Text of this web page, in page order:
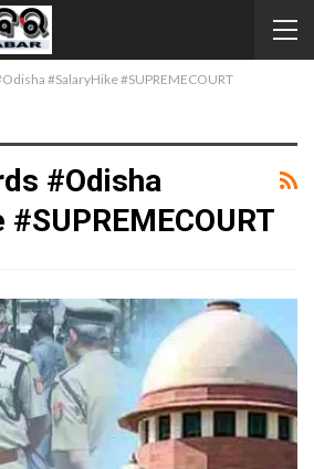
#SalaryHike #SUPREMECOURT
#Odisha